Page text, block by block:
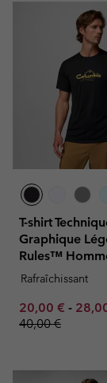
T-shirt
Graphique
Rules™
Rafraîchissant
Minimum sale
20,00 € -
40,00 €